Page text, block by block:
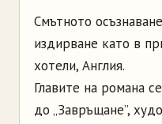
Смътното
издирване като в
хотели, Англия.
Главите на романа
до „Завръщане”,